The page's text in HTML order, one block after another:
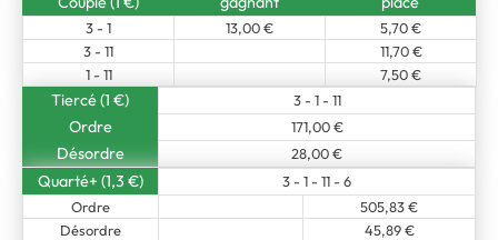
3 - 1 13,00 €
5,70 €
3 - 11
11,70 €
1 - 11
7,50 €
Tiercé (1 €) 3 - 1 - 11
Ordre 171,00 €
Désordre 28,00 €
Quarté+ (1,3 €)
3 - 1 - 11 - 6
Ordre
505,83 €
Désordre
45,89 €